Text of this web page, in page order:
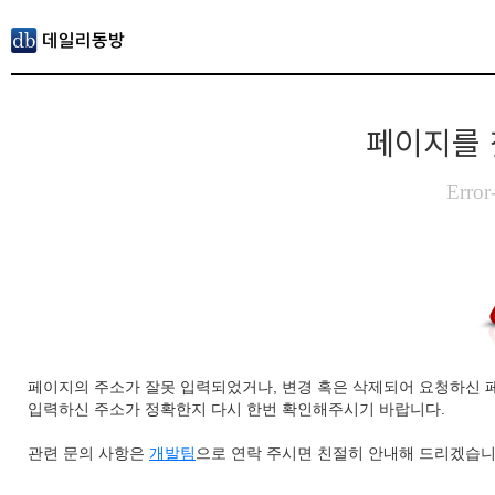
페이지를
페이지의 주소가 잘못 입력되었거나, 변경 혹은 삭제되어 요청하신
입력하신 주소가 정확한지 다시 한번 확인해주시기 바랍니다.
관련 문의 사항은 개발팀 으로 연락 주시면 친절히 안내해 드리겠습